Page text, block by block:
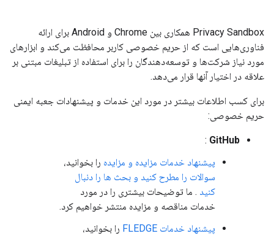
Privacy Sandbox همکاری بین Chrome و Android برای ارائه
فناوری‌هایی است که از حریم خصوصی کاربر محافظت می‌کند و ابزارهای
مورد نیاز شرکت‌ها و توسعه‌دهندگان را برای استفاده از تبلیغات مبتنی بر
علاقه در اختیار آنها قرار می‌دهد.
برای کسب اطلاعات بیشتر در مورد این خدمات و پیشنهادات جعبه ایمنی
حریم خصوصی:
GitHub
:
پیشنهاد خدمات مزایده و مزایده را بخوانید،
سوالات را مطرح کنید و بحث ها را دنبال
کنید . ما توضیحات بیشتری را در مورد
خدمات مناقصه و مزایده منتشر خواهیم کرد.
پیشنهاد خدمات FLEDGE
را بخوانید،